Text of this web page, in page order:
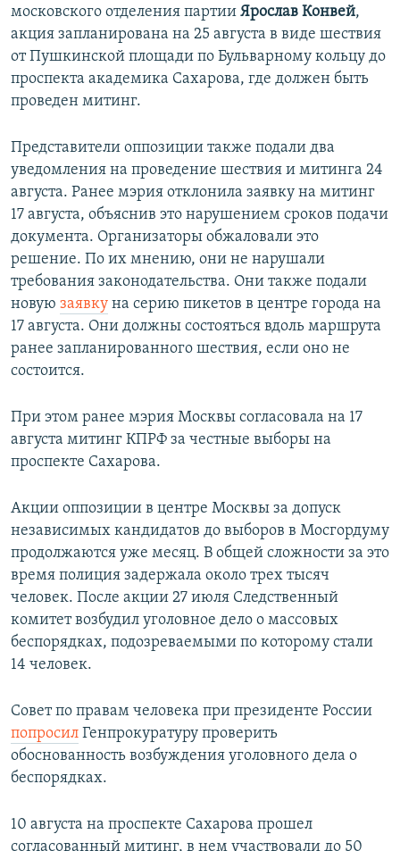
московского отделения партии Ярослав Конвей,
акция запланирована на 25 августа в виде шествия
от Пушкинской площади по Бульварному кольцу до
проспекта академика Сахарова, где должен быть
проведен митинг.
Представители оппозиции также подали два
уведомления на проведение шествия и митинга 24
августа. Ранее мэрия отклонила заявку на митинг
17 августа, объяснив это нарушением сроков подачи
документа. Организаторы обжаловали это
решение. По их мнению, они не нарушали
требования законодательства. Они также подали
новую заявку на серию пикетов в центре города на
17 августа. Они должны состояться вдоль маршрута
ранее запланированного шествия, если оно не
состоится.
При этом ранее мэрия Москвы согласовала на 17
августа митинг КПРФ за честные выборы на
проспекте Сахарова.
Акции оппозиции в центре Москвы за допуск
независимых кандидатов до выборов в Мосгордуму
продолжаются уже месяц. В общей сложности за это
время полиция задержала около трех тысяч
человек. После акции 27 июля Следственный
комитет возбудил уголовное дело о массовых
беспорядках, подозреваемыми по которому стали
14 человек.
Совет по правам человека при президенте России
попросил Генпрокуратуру проверить
обоснованность возбуждения уголовного дела о
беспорядках.
10 августа на проспекте Сахарова прошел
согласованный митинг, в нем участвовали до 50